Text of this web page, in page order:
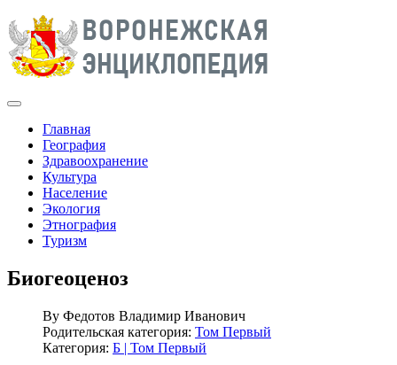
Главная
География
Здравоохранение
Культура
Население
Экология
Этнография
Туризм
Биогеоценоз
By Федотов Владимир Иванович
Родительская категория: Том Первый
Категория: Б | Том Первый